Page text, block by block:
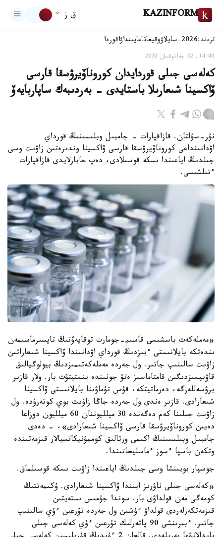
KAZINFORM ق ز
ترەند:2026-سايلاۋ وقيعاتاعايىنداۋاقوردا
14:40, 02 جەلتوقسان 2020
كەلەسى جىلى قوردايدان كوروناۆيرۋسقا قارسى
ۆاكسينا شىعارىلا باستايدى - بەردىبەك ساپاربايەۆ
نۇر-سۇلتان. قازاقپارات - جامبىل وبلىسىنىڭ قورداي
اۋدانىنداعى كوروناۆيرۋسقا قارسى ۆاكسينا وندىرەتىن زاۋىت وسى
جىلدىڭ اياعىندا ىسكە قوسىلادى، دەپ حابارلايدى قازاقپارات
ءتىلشىسى.
«مەملەكەت باسشىسى قاسىم-جومارت توقايەۆتىڭ تاپسىرماسىمەن
ىندەتكە بايلانىستى ءبىزدىڭ قورداي اۋدانىندا ۆاكسينا شىعاراتىن
زاۋىت سالىنىپ جاتىر. ول جەردە مەملەكەتىمىزدىڭ بيولوگيالىق
قاۋىپسىزدىگىن قامتاماسىز ەتۋ جونىندە ينستيتۋت بار. ولار قازىر
برۋسەللەزگە، دەرماتيتكە، قۇس تۇماۋىنا بايلانىستى ۆاكسينا
شىعارادى. قازىر ەندى ول جەردە جاڭا زاۋىت بوي كوتەرۋدە. ول
زاۋىت جىلىنا كەم دەگەندە 30 ميلليوننان 60 ميلليون دوزاعا
دەيىن كوروناۆيرۋسقا قارسى ۆاكسينا شىعارادى»، - دەدى
جامبىل وبىلىسىنىڭ اكىمى ورتالىق كوممۋنيكاتسيالار قىزمەتىندە
وتكەن باسپا ءسوز ءماسليحاتىندا.
جوسپار بويىنشا وسى جىلدىڭ اياعىندا زاۋىت ىسكە قوسىلماق.
«كەلەسى جىلى ناۋرىز ايىندا ۆاكسينا شىعارادى. ۇكىمەتتىڭ
كومەگى مەن قولداۋى بار. سوندا جۇمىس ىستەيتىن
قىزمەتكەرلەردى قولداۋ ءۇشىن ول جەردە تۇرعىن ءۇي سالىنىپ
جاتىر. ءبىرىنشى 90 پاتەرلىك تۇرعىن ءۇي كەلەسى جىلى